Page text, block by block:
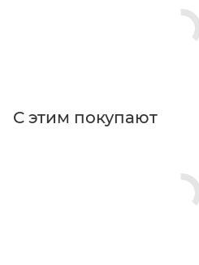
С этим покупают